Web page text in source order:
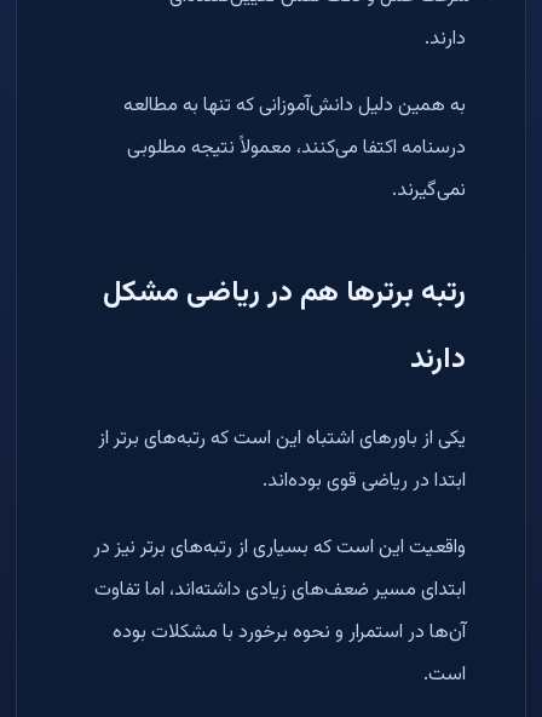
دارند.
به همین دلیل دانش‌آموزانی که تنها به مطالعه
درسنامه اکتفا می‌کنند، معمولاً نتیجه مطلوبی
نمی‌گیرند.
رتبه برترها هم در ریاضی مشکل
دارند
یکی از باورهای اشتباه این است که رتبه‌های برتر از
ابتدا در ریاضی قوی بوده‌اند.
واقعیت این است که بسیاری از رتبه‌های برتر نیز در
ابتدای مسیر ضعف‌های زیادی داشته‌اند، اما تفاوت
آن‌ها در استمرار و نحوه برخورد با مشکلات بوده
است.